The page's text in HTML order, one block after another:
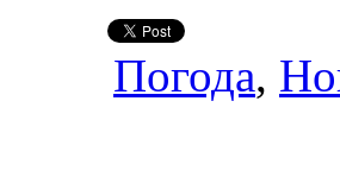
Погода,